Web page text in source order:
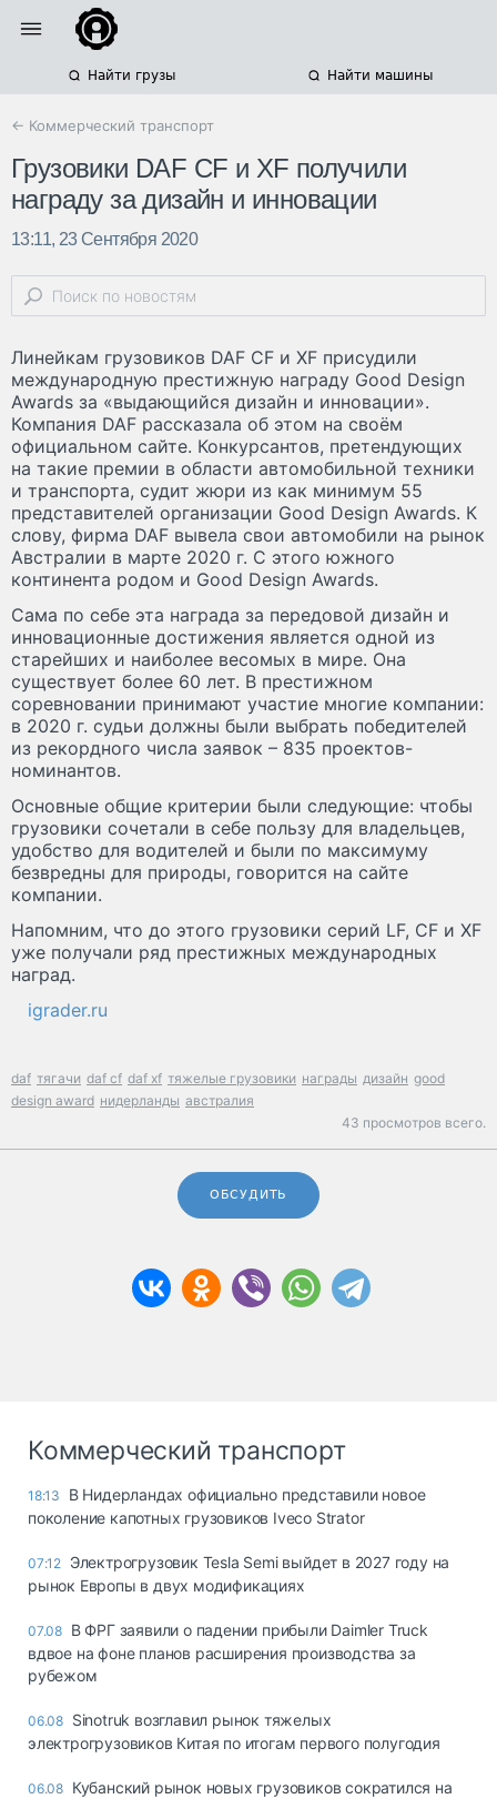
Найти грузы Найти машины
← Коммерческий транспорт
Грузовики DAF CF и XF получили
награду за дизайн и инновации
13:11, 23 Сентября 2020
Линейкам грузовиков DAF CF и XF присудили
международную престижную награду Good Design
Awards за «выдающийся дизайн и инновации».
Компания DAF рассказала об этом на своём
официальном сайте. Конкурсантов, претендующих
на такие премии в области автомобильной техники
и транспорта, судит жюри из как минимум 55
представителей организации Good Design Awards. К
слову, фирма DAF вывела свои автомобили на рынок
Австралии в марте 2020 г. С этого южного
континента родом и Good Design Awards.
Сама по себе эта награда за передовой дизайн и
инновационные достижения является одной из
старейших и наиболее весомых в мире. Она
существует более 60 лет. В престижном
соревновании принимают участие многие компании:
в 2020 г. судьи должны были выбрать победителей
из рекордного числа заявок – 835 проектов-
номинантов.
Основные общие критерии были следующие: чтобы
грузовики сочетали в себе пользу для владельцев,
удобство для водителей и были по максимуму
безвредны для природы, говорится на сайте
компании.
Напомним, что до этого грузовики серий LF, СF и XF
уже получали ряд престижных международных
наград.
igrader.ru
daf тягачи daf cf daf xf тяжелые грузовики награды дизайн good
design award нидерланды австралия
43 просмотров всего.
ОБСУДИТЬ
Коммерческий транспорт
18:13
В Нидерландах официально представили новое
поколение капотных грузовиков Iveco Strator
07:12 Электрогрузовик Tesla Semi выйдет в 2027 году на
рынок Европы в двух модификациях
07.08 В ФРГ заявили о падении прибыли Daimler Truck
вдвое на фоне планов расширения производства за
рубежом
06.08 Sinotruk возглавил рынок тяжелых
электрогрузовиков Китая по итогам первого полугодия
06.08 Кубанский рынок новых грузовиков сократился на